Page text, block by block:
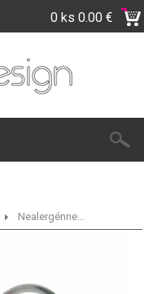
0 ks 0.00 €
Nealergénne...